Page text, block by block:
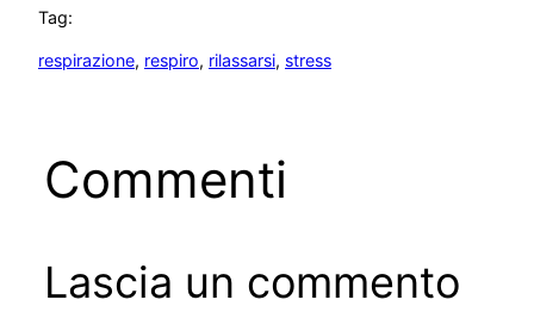
Tag:
respirazione, respiro, rilassarsi, stress
Commenti
Lascia un commento